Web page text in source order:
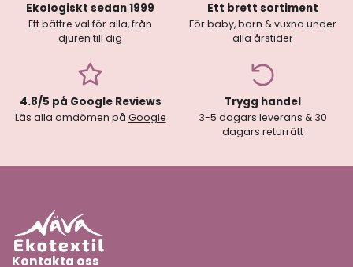
Ekologiskt sedan 1999
Ett bättre val för alla, från
djuren till dig
Ett brett sortiment
För baby, barn & vuxna under
alla årstider
4.8/5 på Google Reviews
Läs alla omdömen på Google
Trygg handel
3-5 dagars leverans & 30
dagars returrätt
Kontakta oss